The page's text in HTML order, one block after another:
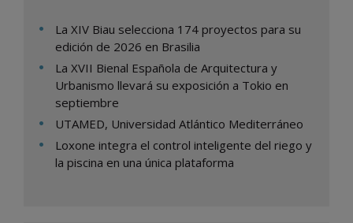
La XIV Biau selecciona 174 proyectos para su
edición de 2026 en Brasilia
La XVII Bienal Española de Arquitectura y
Urbanismo llevará su exposición a Tokio en
septiembre
UTAMED, Universidad Atlántico Mediterráneo
Loxone integra el control inteligente del riego y
la piscina en una única plataforma